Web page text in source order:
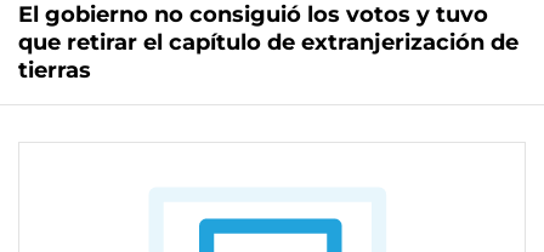
El gobierno no consiguió los votos y tuvo
que retirar el capítulo de extranjerización de
tierras